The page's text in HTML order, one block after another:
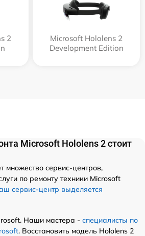
2
Microsoft Hololens 2
Development Edition
Microsoft Hololens 2 стоит
множество сервис-центров,
по ремонту техники Microsoft
сервис-центр выделяется
Наши мастера - специалисты по
. Восстановить модель Hololens 2